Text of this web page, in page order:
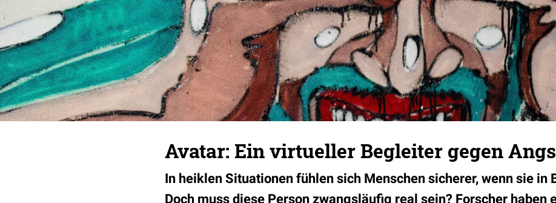
Avatar: Ein virtueller Begleiter gegen
In heiklen Situationen fühlen sich Menschen sicherer, wenn sie in
Doch muss diese Person zwangsläufig real sein? Forscher haben